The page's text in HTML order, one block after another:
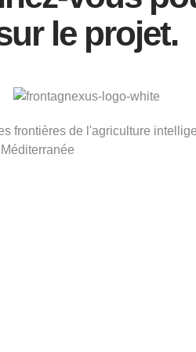
le projet.
frontières de l'agriculture